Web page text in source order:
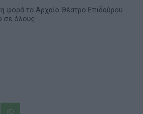
φορά το Αρχαίο Θέατρο Επιδαύρου
σε όλους